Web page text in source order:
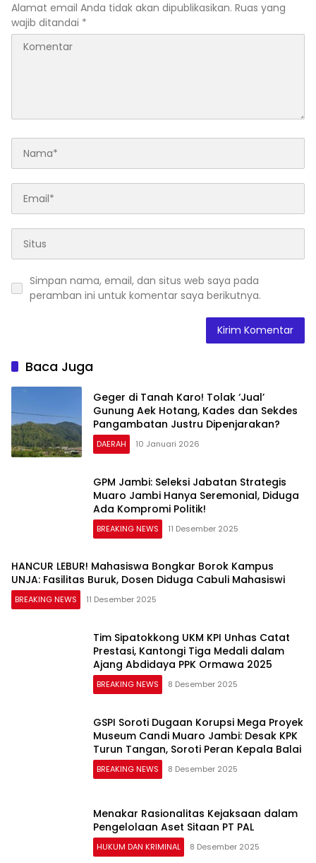
Alamat email Anda tidak akan dipublikasikan. Ruas yang
wajib ditandai *
Simpan nama, email, dan situs web saya pada
peramban ini untuk komentar saya berikutnya.
Baca Juga
Geger di Tanah Karo! Tolak ‘Jual’
Gunung Aek Hotang, Kades dan Sekdes
Pangambatan Justru Dipenjarakan?
DAERAH 10 Januari 2026
GPM Jambi: Seleksi Jabatan Strategis
Muaro Jambi Hanya Seremonial, Diduga
Ada Kompromi Politik!
BREAKING NEWS 11 Desember 2025
HANCUR LEBUR! Mahasiswa Bongkar Borok Kampus
UNJA: Fasilitas Buruk, Dosen Diduga Cabuli Mahasiswi
BREAKING NEWS 11 Desember 2025
Tim Sipatokkong UKM KPI Unhas Catat
Prestasi, Kantongi Tiga Medali dalam
Ajang Abdidaya PPK Ormawa 2025
BREAKING NEWS 8 Desember 2025
GSPI Soroti Dugaan Korupsi Mega Proyek
Museum Candi Muaro Jambi: Desak KPK
Turun Tangan, Soroti Peran Kepala Balai
BREAKING NEWS 8 Desember 2025
Menakar Rasionalitas Kejaksaan dalam
Pengelolaan Aset Sitaan PT PAL
HUKUM DAN KRIMINAL 8 Desember 2025